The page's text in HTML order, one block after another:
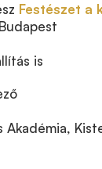
Festészet a
is
Akadémia,